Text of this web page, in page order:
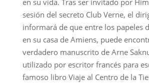
en su vida. Tras ser invitado por
sesión del secreto Club Verne, el
informará de que entre los papeles
en su casa de Amiens, puede
verdadero manuscrito de Arne
utilizado por escritor francés para
famoso libro Viaje al Centro de la